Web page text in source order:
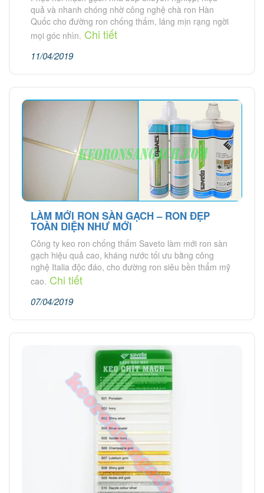
quả và nhanh chóng nhờ công nghệ chà ron Hàn
Quốc cho đường ron chống thấm, láng mịn rạng ngời
mọi góc nhìn. Chi tiết
11/04/2019
LÀM MỚI RON SÀN GẠCH – RON ĐẸP
TOÀN DIỆN NHƯ MỚI
Công ty keo ron chống thấm Saveto làm mới ron sàn
gạch hiệu quả cao, kháng nước tối ưu bằng công
nghệ Italia độc đáo, cho đường ron siêu bền thẩm mỹ
cao. Chi tiết
07/04/2019